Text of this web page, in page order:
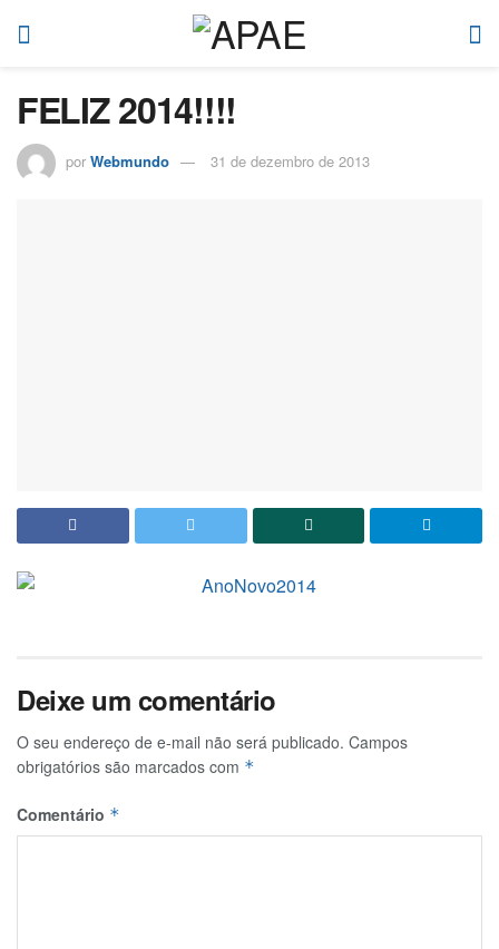
FELIZ 2014!!!!
por Webmundo 31 de dezembro de 2013
Deixe um comentário
O seu endereço de e-mail não será publicado. Campos
obrigatórios são marcados com *
Comentário *